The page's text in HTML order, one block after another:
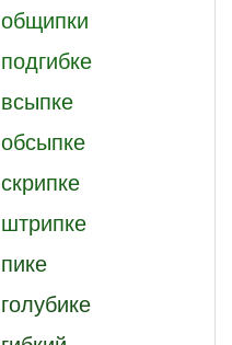
общипки
подгибке
всыпке
обсыпке
скрипке
штрипке
пике
голубике